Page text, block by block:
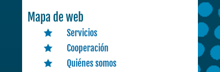
Mapa de web
 Servicios
 Cooperación
 Quiénes somos